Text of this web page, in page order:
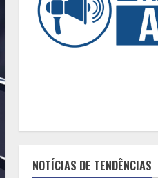
NOTÍCIAS DE TENDÊNCIAS
e
1
valor